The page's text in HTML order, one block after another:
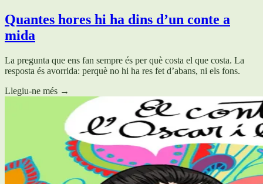
Quantes hores hi ha dins d’un conte a
mida
La pregunta que ens fan sempre és per què costa el que costa. La
resposta és avorrida: perquè no hi ha res fet d’abans, ni els fons.
Llegiu-ne més →